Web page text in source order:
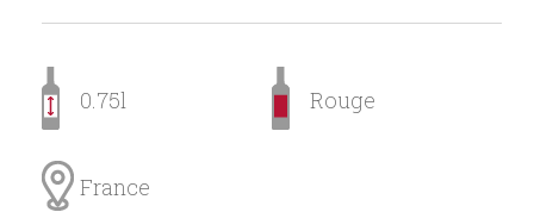
0.75l Rouge
France